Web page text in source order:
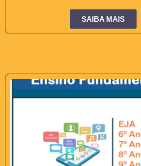
SAIBA MAIS